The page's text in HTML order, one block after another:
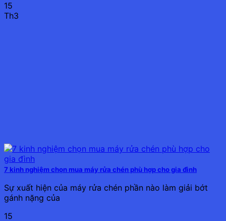
15
Th3
7 kinh nghiệm chọn mua máy rửa chén phù hợp cho gia đình
Sự xuất hiện của máy rửa chén phần nào làm giải bớt
gánh nặng của
15